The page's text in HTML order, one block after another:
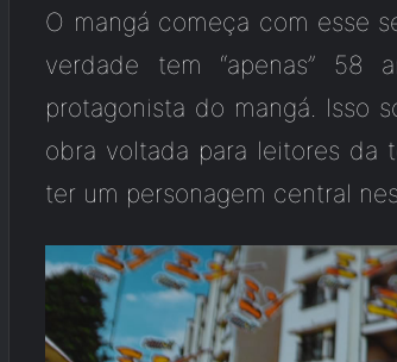
O mangá começa com esse
verdade tem “apenas” 58
protagonista do mangá. Isso
obra voltada para leitores da
ter um personagem central